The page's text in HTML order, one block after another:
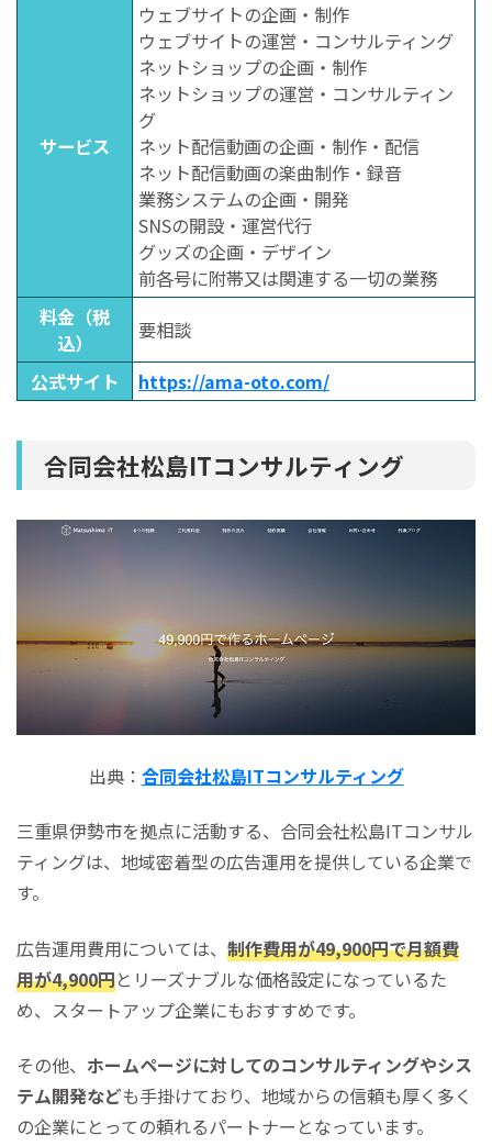
サービス
ウェブサイトの企画・制作
ウェブサイトの運営・コンサルティング
ネットショップの企画・制作
ネットショップの運営・コンサルティン
グ
ネット配信動画の企画・制作・配信
ネット配信動画の楽曲制作・録音
業務システムの企画・開発
SNSの開設・運営代行
グッズの企画・デザイン
前各号に附帯又は関連する一切の業務
料金（税
込）
要相談
公式サイト
https://ama-oto.com/
合同会社松島ITコンサルティング
出典： 合同会社松島ITコンサルティング
三重県伊勢市を拠点に活動する、合同会社松島ITコンサル
ティングは、地域密着型の広告運用を提供している企業で
す。
広告運用費用については、 制作費用が49,900円で月額費
用が4,900円とリーズナブルな価格設定になっているた
め、スタートアップ企業にもおすすめです。
その他、 ホームページに対してのコンサルティングやシス
テム開発なども手掛けており、地域からの信頼も厚く多く
の企業にとっての頼れるパートナーとなっています。